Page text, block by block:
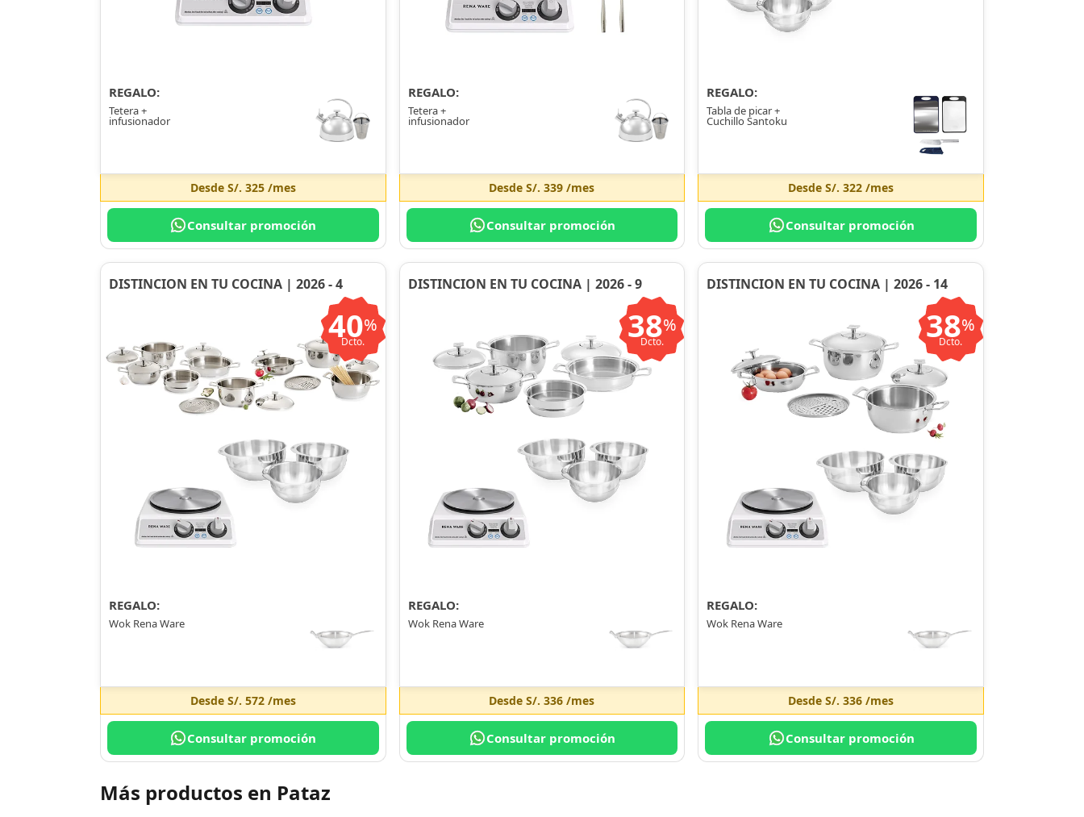
REGALO:
Tetera +
infusionador
Desde S/. 325/mes
Consultar promoción
REGALO:
Tetera +
infusionador
DesdeS/. 339 /mes
Consultar promoción
REGALO:
Tabla de picar +
Cuchillo Santoku
DesdeS/. 322 /mes
Consultar promoción
DISTINCION EN TU COCINA | 2026 - 4
40%
Dcto.
REGALO:
Wok Rena Ware
Desde S/. 572/mes
Consultar promoción
DISTINCION EN TU COCINA | 2026 - 9
38%
Dcto.
REGALO:
Wok Rena Ware
DesdeS/. 336 /mes
Consultar promoción
DISTINCION EN TU COCINA | 2026 - 14
38%
Dcto.
REGALO:
Wok Rena Ware
DesdeS/. 336 /mes
Consultar promoción
Más productos en Pataz